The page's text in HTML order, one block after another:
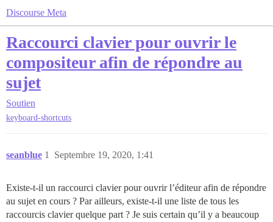
Discourse Meta
Raccourci clavier pour ouvrir le
compositeur afin de répondre au
sujet
Soutien
keyboard-shortcuts
seanblue Septembre 19, 2020, 1:41
1
Existe-t-il un raccourci clavier pour ouvrir l’éditeur afin de répondre
au sujet en cours ? Par ailleurs, existe-t-il une liste de tous les
raccourcis clavier quelque part ? Je suis certain qu’il y a beaucoup